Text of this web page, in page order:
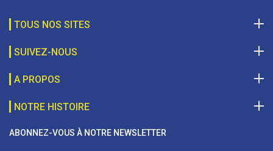
TOUS NOS SITES
SUIVEZ-NOUS
A PROPOS
NOTRE HISTOIRE
ABONNEZ-VOUS À NOTRE NEWSLETTER